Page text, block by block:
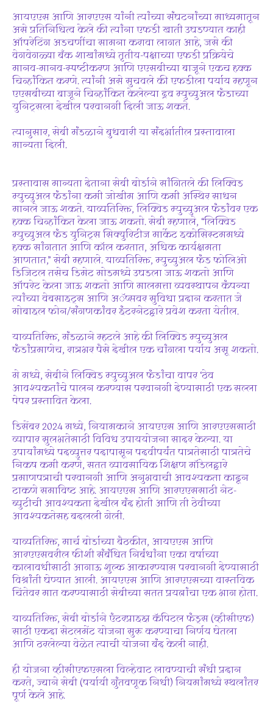
आयएएस आणि आरएएस यांनी त्यांच्या संघटनांच्या माध्यमातून
असे प्रतिनिधित्व केले की त्यांना एफडी खाती उघडण्यात काही
ऑपरेटिंग अडचणींचा सामना करावा लागत आहे, जसे की
वेगवेगळ्या बँक शाखांमध्ये तृतीय-पक्षाच्या एफडी प्रक्रियेचे
मानव-मानव-स्पष्टीकरण आणि एएसबीच्या बाजूने एकच हक्क
चिन्हांकित करणे. त्यांनी असे सुचवले की एफडीला पर्याय म्हणून
एएसबीच्या बाजूने चिन्हांकित केलेल्या द्रव म्युच्युअल फंडाच्या
युनिट्सला देखील परवानगी दिली जाऊ शकते.
त्यानुसार, सेबी मंडळाने बुधवारी या संदर्भातील प्रस्तावाला
मान्यता दिली.
प्रस्तावास मान्यता देताना सेबी बोर्डाने सांगितले की लिक्विड
म्युच्युअल फंडांना कमी जोखीम आणि कमी अस्थिर साधन
मानले जाऊ शकते. याव्यतिरिक्त, लिक्विड म्युच्युअल फंडांवर एक
हक्क चिन्हांकित केला जाऊ शकतो. सेबी म्हणाले, “लिक्विड
म्युच्युअल फंड युनिट्स सिक्युरिटीज मार्केट इकोसिस्टममध्ये
हक्क सांगतात आणि कॉल करतात, अधिक कार्यक्षमता
आणतात,” सेबी म्हणाले. याव्यतिरिक्त, म्युच्युअल फंड फोलिओ
डिजिटल तसेच डिमेट मोडमध्ये उघडला जाऊ शकतो आणि
ऑपरेट केला जाऊ शकतो आणि मालमत्ता व्यवस्थापन कंपन्या
त्यांच्या वेबसाइट्स आणि अॅप्सवर सुविधा प्रदान करतात जे
मोबाइल फोन/संगणकांवर इंटरनेटद्वारे प्रवेश करता येतील.
याव्यतिरिक्त, मंडळाने म्हटले आहे की लिक्विड म्युच्युअल
फंडांप्रमाणेच, रात्रभर पैसे देखील एक चांगला पर्याय असू शकतो.
मे मध्ये, सेबीने लिक्विड म्युच्युअल फंडांचा वापर ‘ठेव
आवश्यकतांचे पालन करण्यास परवानगी देण्यासाठी एक सल्ला
पेपर प्रस्तावित केला.
डिसेंबर 2024 मध्ये, नियामकाने आयएएस आणि आरएएससाठी
व्यापार सुलभतेसाठी विविध उपाययोजना सादर केल्या. या
उपायांमध्ये पदव्युत्तर पदापासून पदवीपर्यंत पात्रतेसाठी पात्रतेचे
निकष कमी करणे, सतत व्यावसायिक शिक्षण मॉडेलद्वारे
प्रमाणपत्राची परवानगी आणि अनुभवाची आवश्यकता काढून
टाकणे समाविष्ट आहे. आयएएस आणि आरएएससाठी नेट-
ब्युटीची आवश्यकता देखील बंद होती आणि ती ठेवीच्या
आवश्यकतेसह बदलली गेली.
याव्यतिरिक्त, मार्च बोर्डाच्या बैठकीत, आयएएस आणि
आरएएसवरील फीशी संबंधित निर्बंधांना एका वर्षाच्या
कालावधीसाठी आगाऊ शुल्क आकारण्यास परवानगी देण्यासाठी
विश्रांती घेण्यात आली. आयएएस आणि आरएएसच्या वास्तविक
चिंतेवर मात करण्यासाठी सेबीच्या सतत प्रयत्नांचा एक भाग होता.
याव्यतिरिक्त, सेबी बोर्डाने एंटरप्राइझ कॅपिटल फंड्स (व्हीसीएफ)
साठी एकदा सेटलमेंट योजना सुरू करण्याचा निर्णय घेतला
आणि ठरलेल्या वेळेत त्याची योजना बंद केली नाही.
ही योजना व्हीसीएफएसला विल्हेवाट लावण्याची संधी प्रदान
करते, ज्याने सेबी (पर्यायी गुंतवणूक निधी) नियमांमध्ये स्थलांतर
पूर्ण केले आहे.